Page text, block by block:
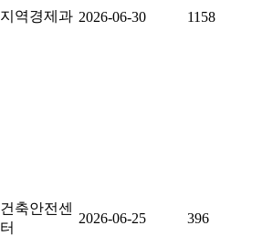
지역경제과 2026-06-30 1158
건축안전센
터
2026-06-25 396